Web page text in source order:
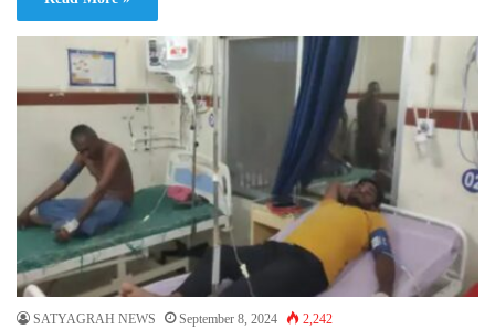
SATYAGRAH NEWS September 8, 2024 2,242